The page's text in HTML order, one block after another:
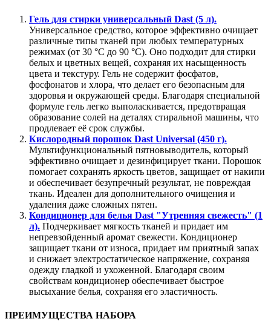
Гель для стирки универсальный Dast (5 л).
Универсальное средство, которое эффективно очищает
различные типы тканей при любых температурных
режимах (от 30 °С до 90 °С). Оно подходит для стирки
белых и цветных вещей, сохраняя их насыщенность
цвета и текстуру. Гель не содержит фосфатов,
фосфонатов и хлора, что делает его безопасным для
здоровья и окружающей среды. Благодаря специальной
формуле гель легко выполаскивается, предотвращая
образование солей на деталях стиральной машины, что
продлевает её срок службы.
Кислородный порошок Dast Universal (450 г).
Мультифункциональный пятновыводитель, который
эффективно очищает и дезинфицирует ткани. Порошок
помогает сохранять яркость цветов, защищает от накипи
и обеспечивает безупречный результат, не повреждая
ткань. Идеален для дополнительного очищения и
удаления даже сложных пятен.
Кондиционер для белья Dast "Утренняя свежесть" (1
л). Подчеркивает мягкость тканей и придает им
непревзойденный аромат свежести. Кондиционер
защищает ткани от износа, придает им приятный запах
и снижает электростатическое напряжение, сохраняя
одежду гладкой и ухоженной. Благодаря своим
свойствам кондиционер обеспечивает быстрое
высыхание белья, сохраняя его эластичность.
ПРЕИМУЩЕСТВА НАБОРА